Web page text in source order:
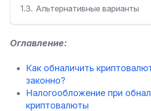
1.3. Альтернативные варианты
криптовалюты
3. Как законно обналичить
избежать блокировки карты
Оглавление:
Как обналичить
законно?
Налогообложение при
криптовалюты